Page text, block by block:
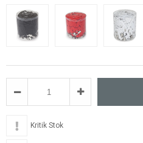
Kritik Stok